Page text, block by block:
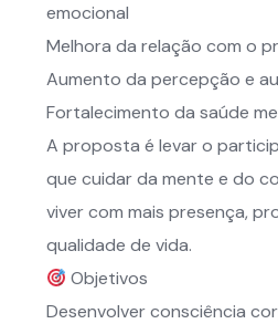
emocional
Melhora da relação com o
Aumento da percepção e
Fortalecimento da saúde
A proposta é levar o
que cuidar da mente e do
viver com mais presença,
qualidade de vida.
Objetivos
Desenvolver consciência